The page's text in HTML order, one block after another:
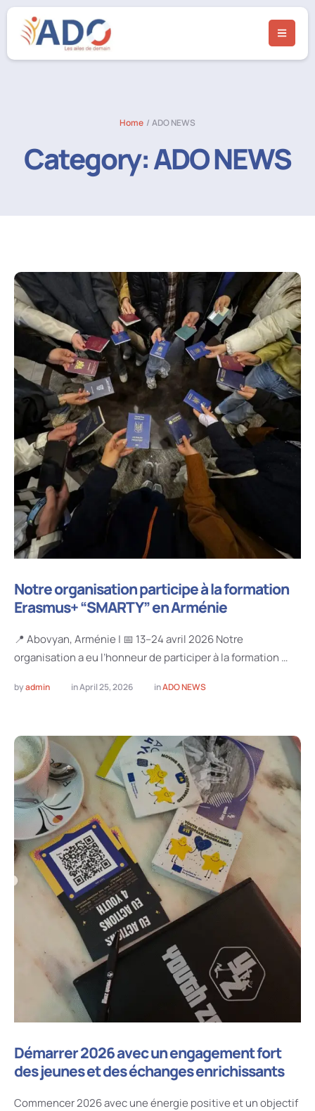
Home / ADO NEWS
Category:ADO NEWS
Notre organisation participe à la formation
Erasmus+ “SMARTY” en Arménie
📍 Abovyan, Arménie | 📅 13–24 avril 2026 Notre
organisation a eu l’honneur de participer à la formation …
by admin in April 25, 2026 in ADO NEWS
Démarrer 2026 avec un engagement fort
des jeunes et des échanges enrichissants
Commencer 2026 avec une énergie positive et un objectif